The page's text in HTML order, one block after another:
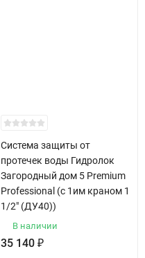
Система защиты от
протечек воды Гидролок
Загородный дом 5 Premium
Professional (с 1им краном 1
1/2" (ДУ40))
В наличии
35 140 ₽